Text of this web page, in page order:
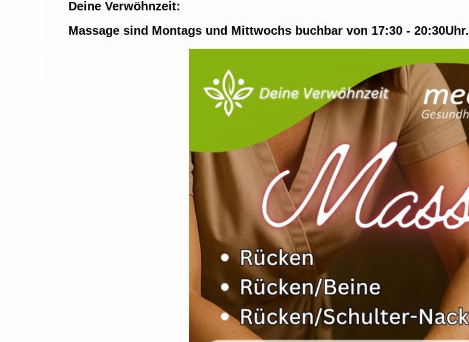
Deine Verwöhnzeit:
Massage sind Montags und Mittwochs buchbar von 17:30 - 20:30Uhr.